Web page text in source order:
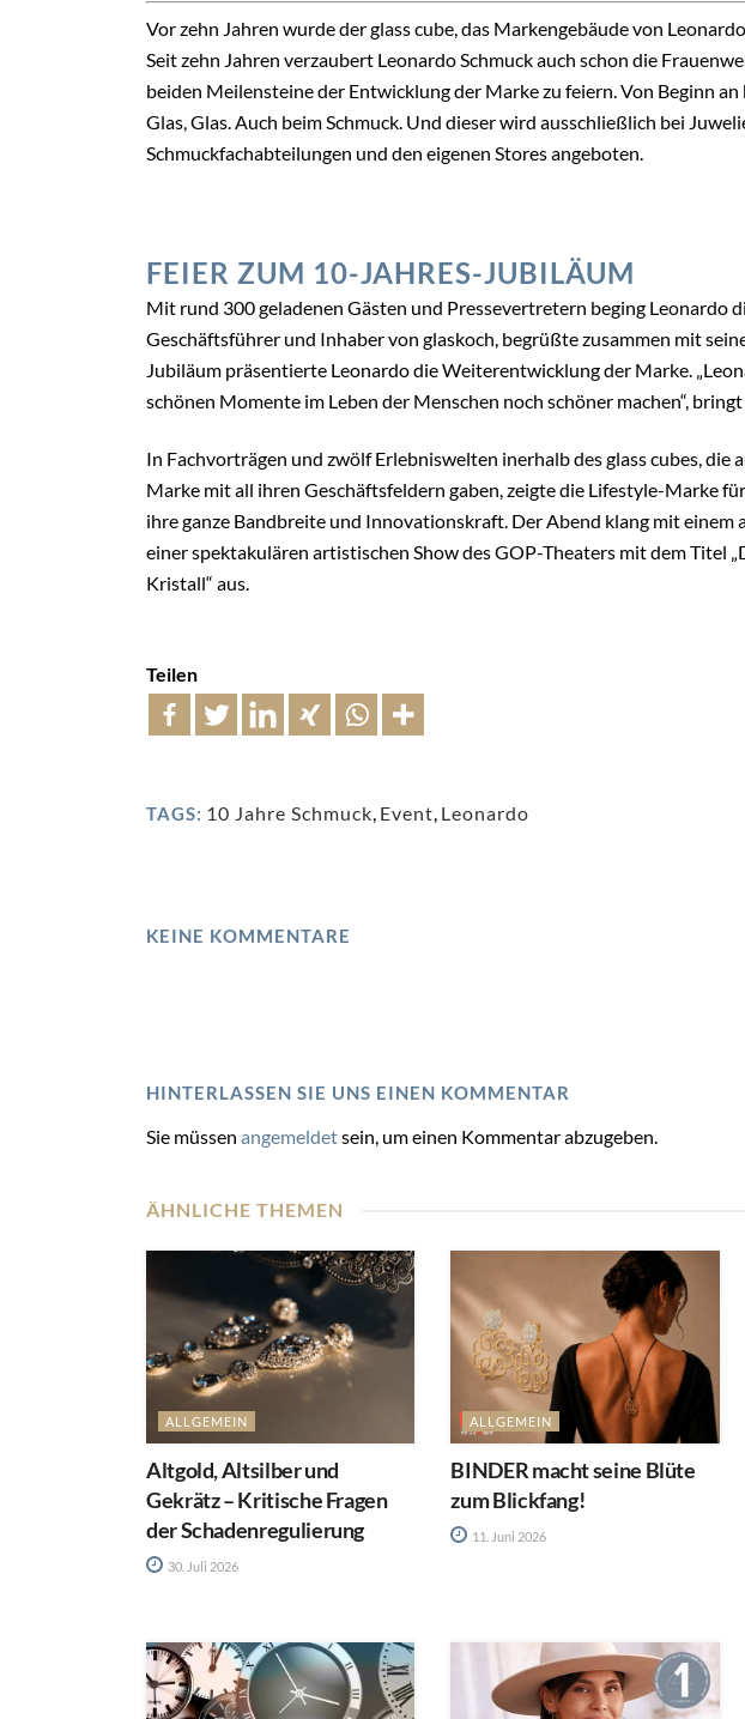
Vor zehn Jahren wurde der glass cube, das Markengebäude von
Seit zehn Jahren verzaubert Leonardo Schmuck auch schon die
beiden Meilensteine der Entwicklung der Marke zu feiern. Von Beginn
Glas, Glas. Auch beim Schmuck. Und dieser wird ausschließlich bei
Schmuckfachabteilungen und den eigenen Stores angeboten.
FEIER ZUM 10-JAHRES-JUBILÄUM
Mit rund 300 geladenen Gästen und Pressevertretern beging Leonardo
Geschäftsführer und Inhaber von glaskoch, begrüßte zusammen mit
Jubiläum präsentierte Leonardo die Weiterentwicklung der Marke.
schönen Momente im Leben der Menschen noch schöner machen“,
In Fachvorträgen und zwölf Erlebniswelten inerhalb des glass cubes,
Marke mit all ihren Geschäftsfeldern gaben, zeigte die Lifestyle-Marke
ihre ganze Bandbreite und Innovationskraft. Der Abend klang mit einem
einer spektakulären artistischen Show des GOP-Theaters mit dem Titel
Kristall“ aus.
Teilen
TAGS: 10 Jahre Schmuck, Event, Leonardo
KEINE KOMMENTARE
HINTERLASSEN SIE UNS EINEN KOMMENTAR
Sie müssen angemeldetsein, um einen Kommentar abzugeben.
ÄHNLICHE THEMEN
ALLGEMEIN
Altgold, Altsilber und
Gekrätz – Kritische Fragen
der Schadenregulierung
30. Juli 2026
ALLGEMEIN
BINDER macht seine Blüte
zum Blickfang!
11. Juni 2026